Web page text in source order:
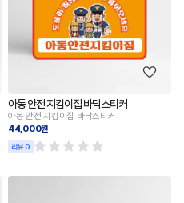
아동 안전 지킴이집 바닥스티커
아동 안전 지킴이집 바닥스티커
44,000원
리뷰 0